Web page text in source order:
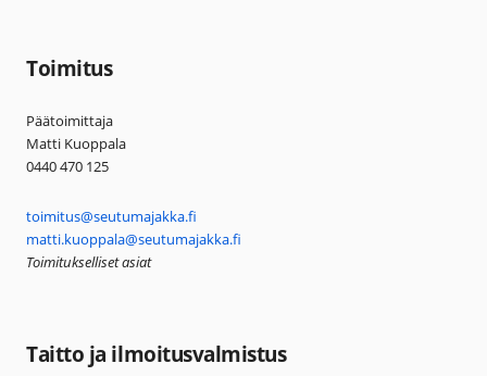
Toimitus
Päätoimittaja
Matti Kuoppala
0440 470 125
toimitus@seutumajakka.fi
matti.kuoppala@seutumajakka.fi
Toimitukselliset asiat
Taitto ja ilmoitusvalmistus